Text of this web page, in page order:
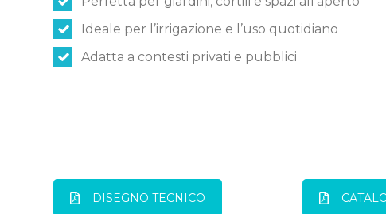
Ideale per l’irrigazione e l’uso quotidiano
Adatta a contesti privati e pubblici
DISEGNO TECNICO